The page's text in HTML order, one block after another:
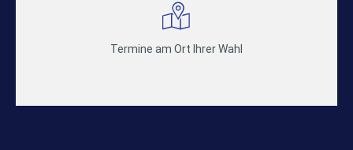
Termine am Ort Ihrer Wahl